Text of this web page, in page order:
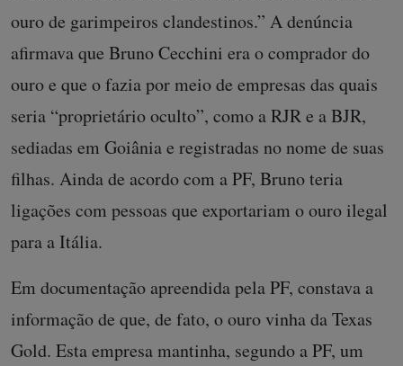
ouro de garimpeiros clandestinos.” A denúncia
afirmava que Bruno Cecchini era o comprador do
ouro e que o fazia por meio de empresas das quais
seria “proprietário oculto”, como a RJR e a BJR,
sediadas em Goiânia e registradas no nome de suas
filhas. Ainda de acordo com a PF, Bruno teria
ligações com pessoas que exportariam o ouro ilegal
para a Itália.
Em documentação apreendida pela PF, constava a
informação de que, de fato, o ouro vinha da Texas
Gold. Esta empresa mantinha, segundo a PF, um